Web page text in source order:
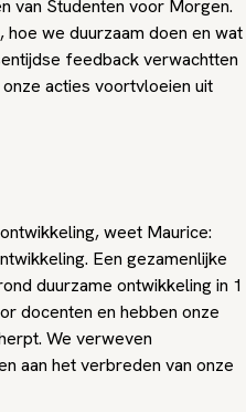
van Studenten voor Morgen.
we duurzaam doen en wat
feedback verwachtten
acties voortvloeien uit
weet Maurice:
Een gezamenlijke
duurzame ontwikkeling in 1
docenten en hebben onze
We verweven
aan het verbreden van onze